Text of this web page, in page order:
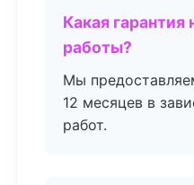
Какая
работы?
Мы
12 месяцев в
работ.